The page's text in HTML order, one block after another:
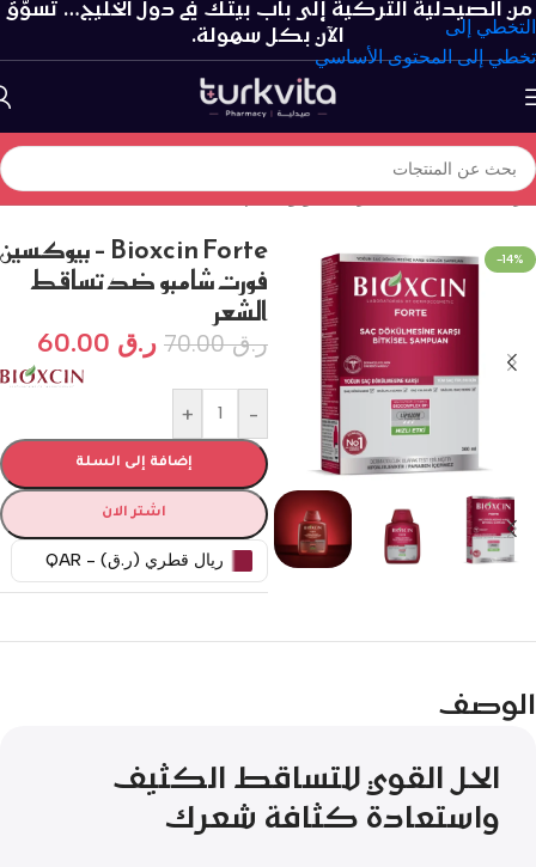
التخطي إلى
تخطي إلى المحتوى الأساسي
من الصيدلية التركية إلى باب بيتك في دول الخليج… تسوّق
الآن بكل سهولة.
الرئيسية/العناية بالشعر/شامبو و بلسم
-14% Bioxcin Forte – بيوكسين
فورت شامبو ضد تساقط
الشعر
ر.ق70.00 ر.ق
-
+
إضافة إلى السلة
اشتر الان
ريال قطري (ر.ق) - QAR
الوصف
الحل القوي للتساقط الكثيف
واستعادة كثافة شعرك